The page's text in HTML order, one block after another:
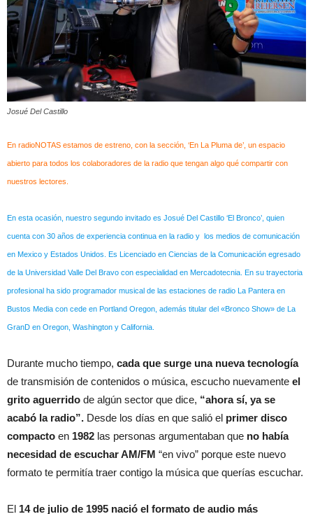
Josué Del Castillo
En radioNOTAS estamos de estreno, con la sección, ‘En La Pluma de’, un espacio
abierto para todos los colaboradores de la radio que tengan algo qué compartir con
nuestros lectores.
En esta ocasión, nuestro segundo invitado es Josué Del Castillo ‘El Bronco’, quien
cuenta con 30 años de experiencia continua en la radio y los medios de comunicación
en Mexico y Estados Unidos. Es Licenciado en Ciencias de la Comunicación egresado
de la Universidad Valle Del Bravo con especialidad en Mercadotecnia. En su trayectoria
profesional ha sido programador musical de las estaciones de radio La Pantera en
Bustos Media con cede en Portland Oregon, además titular del «Bronco Show» de La
GranD en Oregon, Washington y California.
Durante mucho tiempo, cada que surge una nueva tecnología
de transmisión de contenidos o música, escucho nuevamente el
grito aguerrido de algún sector que dice, “ahora sí, ya se
acabó la radio”. Desde los días en que salió el primer disco
compacto en 1982 las personas argumentaban que no había
necesidad de escuchar AM/FM “en vivo” porque este nuevo
formato te permitía traer contigo la música que querías escuchar.
El 14 de julio de 1995 nació el formato de audio más